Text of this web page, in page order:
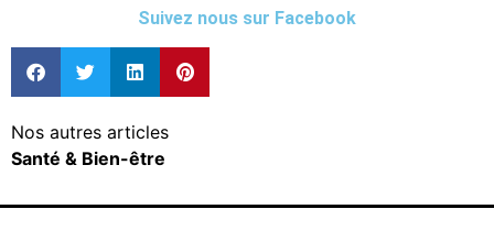
Suivez nous sur Facebook
Nos autres articles
Santé & Bien-être